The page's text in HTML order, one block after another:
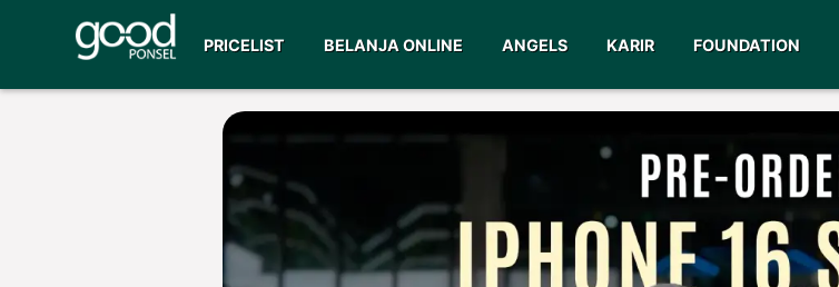
PRICELIST BELANJA ONLINE ANGELS KARIR FOUNDATION